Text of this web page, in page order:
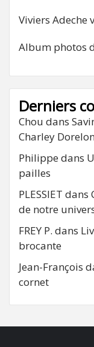
Viviers Adeche
Album photos
Derniers
Chou dans
Charley
Philippe dans
pailles
PLESSIET dans
de notre
FREY P. dans
brocante
Jean-François
cornet